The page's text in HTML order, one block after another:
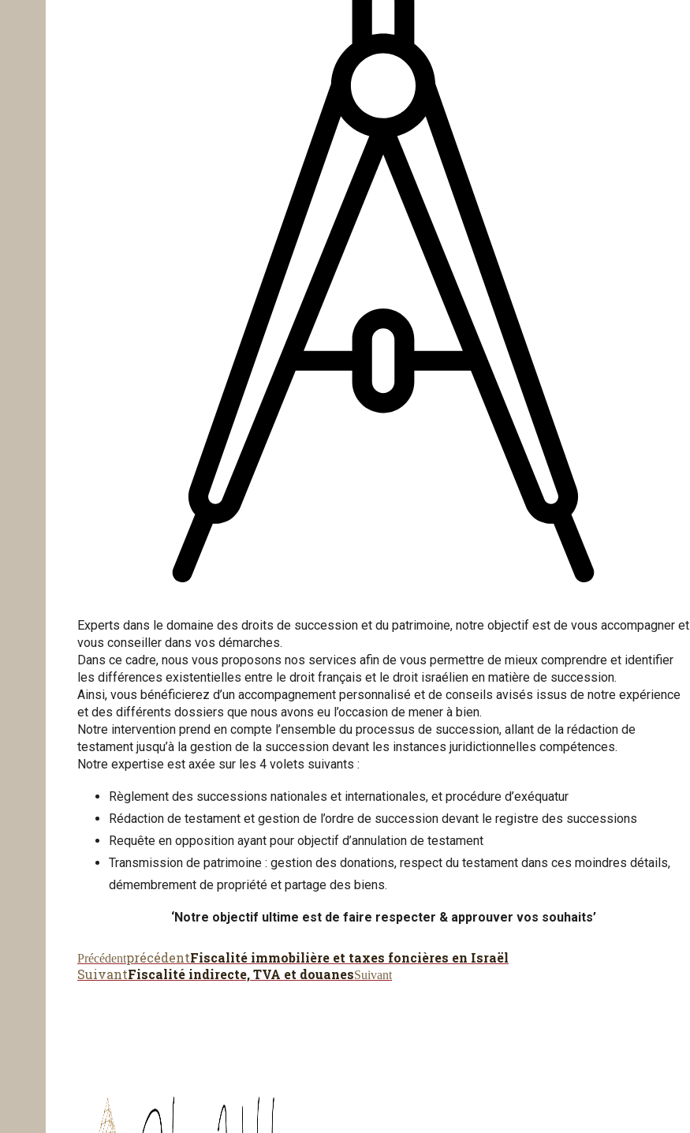
Experts dans le domaine des droits de succession et du patrimoine, notre objectif est de vous accompagner et
vous conseiller dans vos démarches.
Dans ce cadre, nous vous proposons nos services afin de vous permettre de mieux comprendre et identifier
les différences existentielles entre le droit français et le droit israélien en matière de succession.
Ainsi, vous bénéficierez d’un accompagnement personnalisé et de conseils avisés issus de notre expérience
et des différents dossiers que nous avons eu l’occasion de mener à bien.
Notre intervention prend en compte l’ensemble du processus de succession, allant de la rédaction de
testament jusqu’à la gestion de la succession devant les instances juridictionnelles compétences.
Notre expertise est axée sur les 4 volets suivants :
Règlement des successions nationales et internationales, et procédure d’exéquatur
Rédaction de testament et gestion de l’ordre de succession devant le registre des successions
Requête en opposition ayant pour objectif d’annulation de testament
Transmission de patrimoine : gestion des donations, respect du testament dans ces moindres détails,
démembrement de propriété et partage des biens.
‘Notre objectif ultime est de faire respecter & approuver vos souhaits’
PrécédentprécédentFiscalité immobilière et taxes foncières en Israël
SuivantFiscalité indirecte, TVA et douanesSuivant